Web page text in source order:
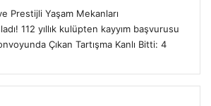
Prestijli Yaşam Mekanları
112 yıllık kulüpten kayyım başvurusu
Çıkan Tartışma Kanlı Bitti: 4